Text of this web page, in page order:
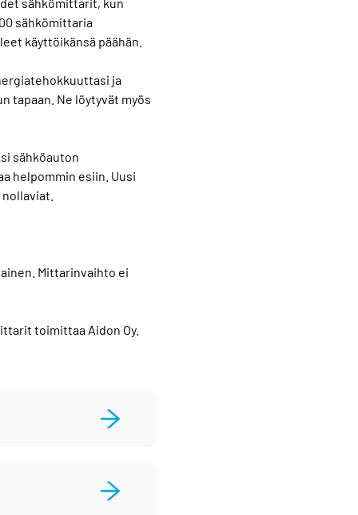
sähkömittaria
käyttöikänsä päähän.
ja
tapaan. Ne löytyvät myös
sähköauton
helpommin esiin. Uusi
Mittarinvaihto ei
toimittaa Aidon Oy.